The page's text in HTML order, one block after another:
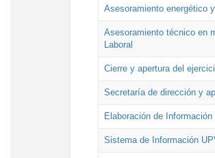
Asesoramiento energético
Asesoramiento técnico en
Laboral
Cierre y apertura del
Secretaría de dirección y
Elaboración de
Sistema de Información